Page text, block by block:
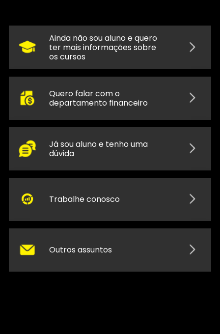
Ainda não sou aluno e quero
ter mais informações sobre
os cursos
Quero falar com o
departamento financeiro
Já sou aluno e tenho uma
dúvida
Trabalhe conosco
Outros assuntos